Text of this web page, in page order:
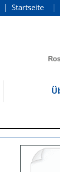
Startseite